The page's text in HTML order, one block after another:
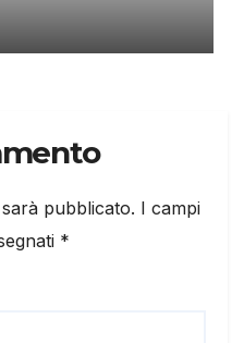
pubblicato. I campi
*